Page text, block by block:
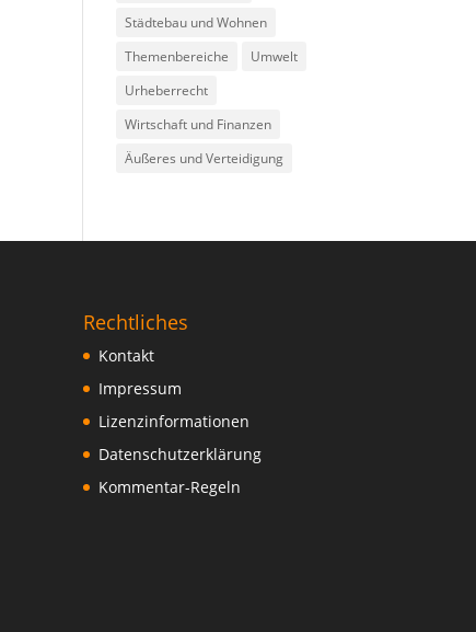
Städtebau und Wohnen
Themenbereiche
Umwelt
Urheberrecht
Wirtschaft und Finanzen
Äußeres und Verteidigung
Rechtliches
Kontakt
Impressum
Lizenzinformationen
Datenschutzerklärung
Kommentar-Regeln